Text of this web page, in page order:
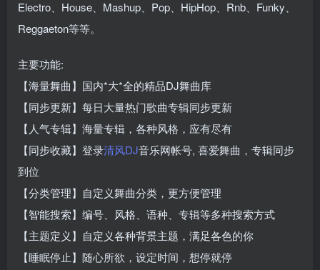
Electro、House、Mashup、Pop、HipHop、Rnb、Funky、
Reggaeton等等。
主要功能:
【海量舞曲】国内*大*全的精品DJ舞曲库
【同步更新】每日大量热门歌曲专辑同步更新
【人气专辑】海量专辑，各种风格，应有尽有
【同步收藏】登录清风DJ音乐网帐号, 喜爱舞曲，专辑同步
到位
【分类管理】自定义舞曲分类，更方便管理
【智能搜索】编号、风格、语种、专辑等多种搜索方式
【主题定义】自定义各种背景主题，满足各色的你
【睡眠停止】随心所欲，设定时间，想停就停